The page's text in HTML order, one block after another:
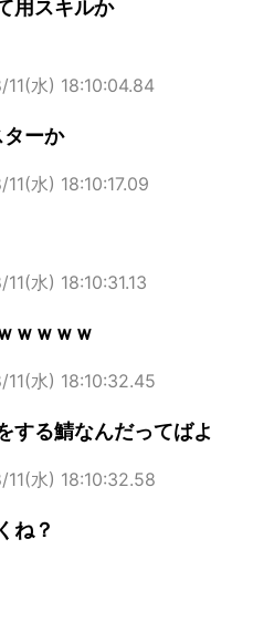
用スキルか
水) 18:10:04.84
ターか
水) 18:10:17.09
水) 18:10:31.13
ｗｗｗｗ
水) 18:10:32.45
する鯖なんだってばよ
水) 18:10:32.58
ね？